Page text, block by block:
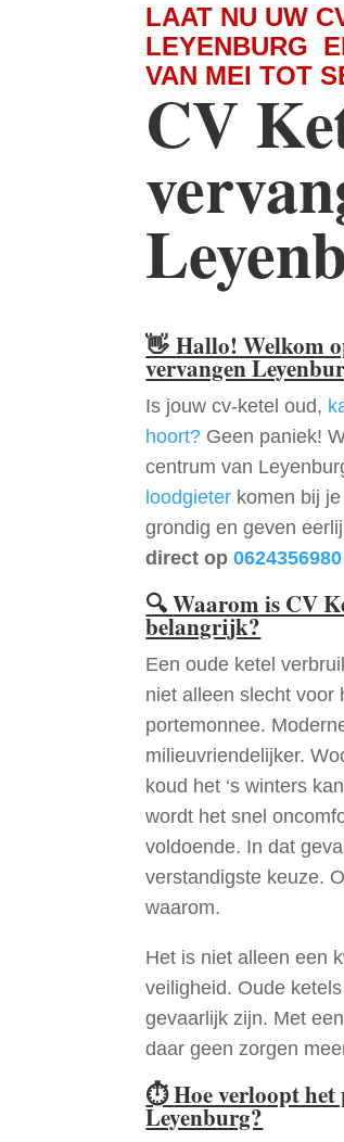
LAAT NU UW
LEYENBURG
VAN MEI TOT
CV
👋Hallo! Welkom
vervangen
Is jouw cv-ketel oud,
hoort? Geen paniek!
centrum van
loodgieter komen bij
grondig en geven
direct op0624356980
🔍Waarom is CV
belangrijk?
Een oude ketel
niet alleen slecht voor
portemonnee.
milieuvriendelijker.
koud het ‘s winters
wordt het snel
voldoende. In dat
verstandigste keuze.
waarom.
Het is niet alleen een
veiligheid. Oude
gevaarlijk zijn. Met
daar geen zorgen
⏱Hoe verloopt het
Leyenburg?